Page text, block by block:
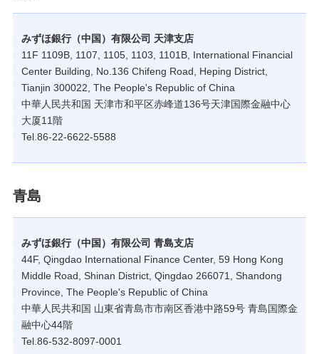
みずほ銀行（中国）有限公司 天津支店
11F 1109B, 1107, 1105, 1103, 1101B, International Financial
Center Building, No.136 Chifeng Road, Heping District,
Tianjin 300022, The People's Republic of China
中華人民共和国 天津市和平区赤峰道136号天津国際金融中心
大厦11階
Tel.86-22-6622-5588
青島
みずほ銀行（中国）有限公司 青島支店
44F, Qingdao International Finance Center, 59 Hong Kong
Middle Road, Shinan District, Qingdao 266071, Shandong
Province, The People's Republic of China
中華人民共和国 山東省青島市市南区香港中路59号 青島国際金
融中心44階
Tel.86-532-8097-0001